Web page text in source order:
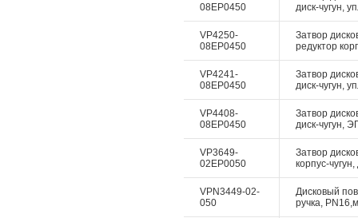
08EP0450
диск-чугун,
VP4250-
08EP0450
Затвор
редуктор
VP4241-
08EP0450
Затвор
диск-чугун,
VP4408-
08EP0450
Затвор
диск-чугун,
VP3649-
02EP0050
Затвор
корпус-
VPN3449-02-
050
Дисковый
ручка,